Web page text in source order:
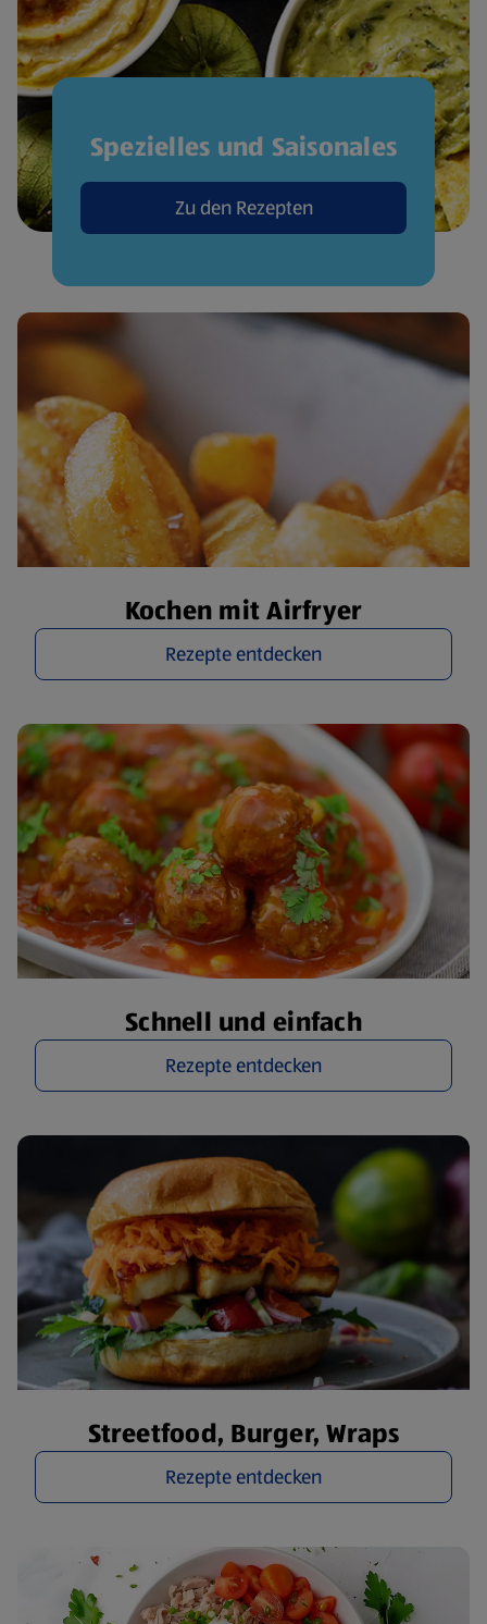
Spezielles und Saisonales
Zu den Rezepten
Kochen mit Airfryer
Rezepte entdecken
Schnell und einfach
Rezepte entdecken
Streetfood, Burger, Wraps
Rezepte entdecken